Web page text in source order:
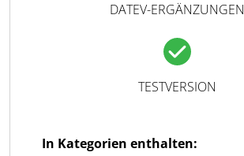
DATEV-ERGÄNZUNGEN
TESTVERSION
In Kategorien enthalten: